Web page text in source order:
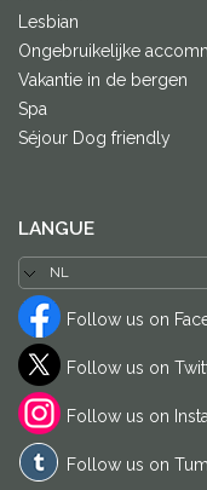
Lesbian
Ongebruikelijke
Vakantie in de bergen
Spa
Séjour Dog friendly
LANGUE
Follow us on
Follow us on
Follow us on
Follow us on